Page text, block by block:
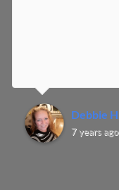
Debbie H.
7 years ago